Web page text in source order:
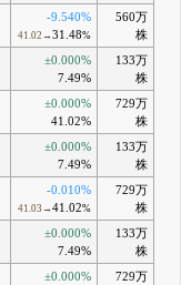
-9.540%
41.02→ 31.48%
560万
株
±0.000%
7.49%
133万
株
±0.000%
41.02%
729万
株
±0.000%
7.49%
133万
株
-0.010%
41.03→ 41.02%
729万
株
±0.000%
7.49%
133万
株
±0.000%
729万